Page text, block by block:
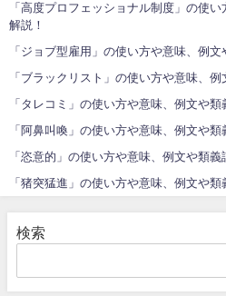
「高度プロフェッショナル制度」の使
解説！
「ジョブ型雇用」の使い方や意味、例文
「ブラックリスト」の使い方や意味、例
「タレコミ」の使い方や意味、例文や類
「阿鼻叫喚」の使い方や意味、例文や類
「恣意的」の使い方や意味、例文や類義
「猪突猛進」の使い方や意味、例文や類
検索